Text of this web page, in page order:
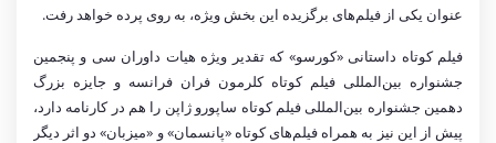
عنوان یکی از فیلم‌های برگزیده این بخش ویژه، به روی پرده خواهد رفت.
فیلم کوتاه داستانی «کورسو» که تقدیر ویژه هیات داوران سی و پنجمین
جشنواره بین‌المللی فیلم کوتاه کلرمون فران فرانسه و جایزه بزرگ
دهمین جشنواره بین‌المللی فیلم کوتاه ساپورو ژاپن را هم در کارنامه دارد،
پیش از این نیز به همراه فیلم‌های کوتاه «پانسمان» و «میزبان» دو اثر دیگر